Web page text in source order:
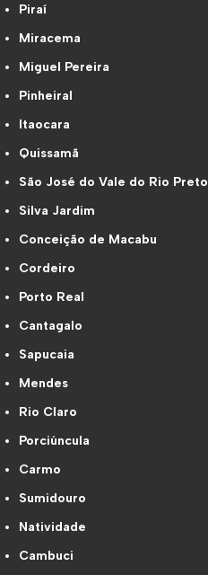
Piraí
Miracema
Miguel Pereira
Pinheiral
Itaocara
Quissamã
São José do Vale do Rio Preto
Silva Jardim
Conceição de Macabu
Cordeiro
Porto Real
Cantagalo
Sapucaia
Mendes
Rio Claro
Porciúncula
Carmo
Sumidouro
Natividade
Cambuci